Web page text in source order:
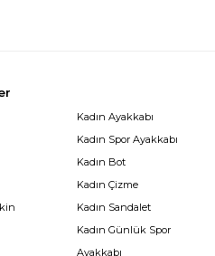
Kadın Ayakkabı
Kadın Spor Ayakkabı
Kadın Bot
Kadın Çizme
Kadın Sandalet
Kadın Günlük Spor
Ayakkabı